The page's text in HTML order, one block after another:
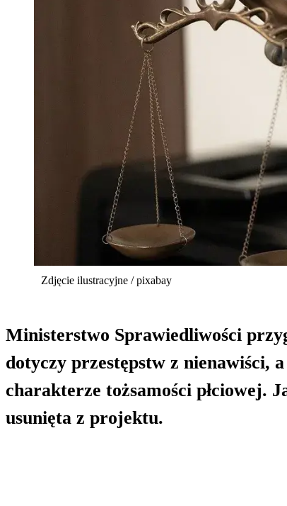
Zdjęcie ilustracyjne / pixabay
Ministerstwo Sprawiedliwości
dotyczy przestępstw z nienawiści,
charakterze tożsamości płciowej.
usunięta z projektu.